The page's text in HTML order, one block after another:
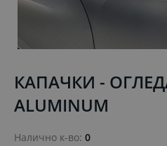
КАПАЧКИ -
ALUMINUM
Налично к-во: 0